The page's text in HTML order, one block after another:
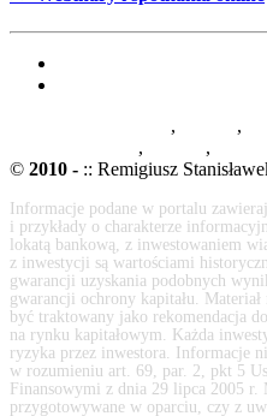
, ,
, ,
© 2010 - :: Remigiusz
Informacje podane w portalu
i przykłady o charakterze
lokatą bankową, z inwestowaniem
z inwestycji są wartościami
gwarancji uzyskania podobnych
gwarancji ochrony kapitału.
być traktowany jako rekomendacja
na rynku kapitałowym. Każda
ryzyka przez inwestora. Informacje
w rozumieniu art. 69, par. 2, pkt 5
Finansowymi z dnia 29 lipca 2005 r.
przygotowywane w oparciu, czy z